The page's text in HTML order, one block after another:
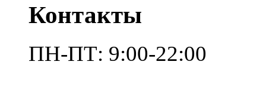
Контакты
ПН-ПТ: 9:00-22:00